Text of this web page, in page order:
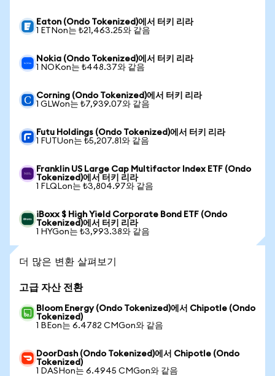
Eaton (Ondo Tokenized)에서 터키 리라
1 ETNon는 ₺21,463.25와 같음
Nokia (Ondo Tokenized)에서 터키 리라
1 NOKon는 ₺448.37와 같음
Corning (Ondo Tokenized)에서 터키 리라
1 GLWon는 ₺7,939.07와 같음
Futu Holdings (Ondo Tokenized)에서 터키 리라
1 FUTUon는 ₺5,207.81와 같음
Franklin US Large Cap Multifactor Index ETF (Ondo
Tokenized)에서 터키 리라
1 FLQLon는 ₺3,804.97와 같음
iBoxx $ High Yield Corporate Bond ETF (Ondo
Tokenized)에서 터키 리라
1 HYGon는 ₺3,993.38와 같음
더 많은 변환 살펴보기
고급 자산 전환
Bloom Energy (Ondo Tokenized)에서 Chipotle (Ondo
Tokenized)
1 BEon는 6.4782 CMGon와 같음
DoorDash (Ondo Tokenized)에서 Chipotle (Ondo
Tokenized)
1 DASHon는 6.4945 CMGon와 같음